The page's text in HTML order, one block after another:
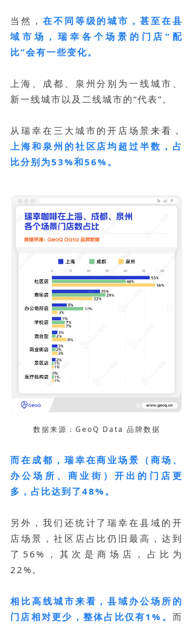
当然， 在不同等级的城市，甚至在县
域市场，瑞幸各个场景的门店“配
比”会有一些变化。
上海、成都、泉州分别为一线城市、
新一线城市以及二线城市的“代表”。
从瑞幸在三大城市的开店场景来看，
上海和泉州的社区店均超过半数，占
比分别为53%和56%。
数据来源：GeoQ Data 品牌数据
而在成都，瑞幸在商业场景（商场、
办公场所、商业街）开出的门店更
多，占比达到了48%。
另外，我们还统计了瑞幸在县域的开
店场景，社区店占比仍旧最高，达到
了56%，其次是商场店，占比为
22%。
相比高线城市来看，县域办公场所的
门店相对更少，整体占比仅有1%。 而